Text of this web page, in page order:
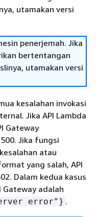
utamakan versi
penerjemah. Jika
bertentangan
utamakan versi
kesalahan invokasi
Jika API Lambda
Gateway
Jika fungsi
atau
yang salah, API
Dalam kedua kasus
Gateway adalah
error"} .